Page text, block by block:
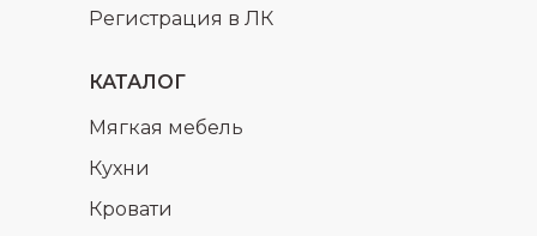
Регистрация в ЛК
КАТАЛОГ
Кухни
Мягкая мебель
Кровати